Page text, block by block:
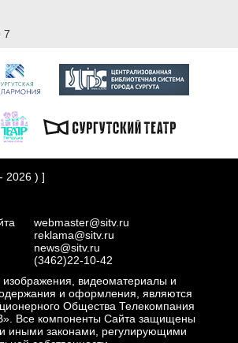
7
2026 ) ]
webmaster@sitv.ru
reklama@sitv.ru
news@sitv.ru
(3462)22-10-42
изображения, видеоматериалы и
и оформления, являются
Общества Телекомпания
Все компоненты Сайта защищены
иными законами, регулирующими